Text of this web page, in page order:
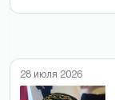
28 июля 2026